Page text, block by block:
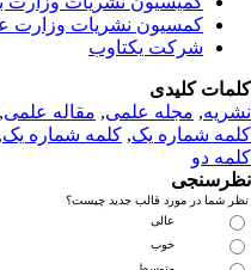
کمسیون نشریات وزارت
شرکت یکتاوب
کلیدی
,مجله علمی, مقاله علمی,
شماره یک,کلمه شماره یک,
دو
شما در مورد قالب جدید چیست؟
عالی
خوب